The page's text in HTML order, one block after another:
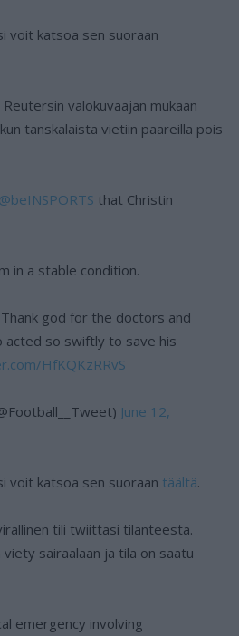
voit katsoa sen suoraan
valokuvaajan mukaan
tanskalaista vietiin paareilla pois
@beINSPORTS that Christin
in a stable condition.
god for the doctors and
so swiftly to save his
HfKQKzRRvS
June 12,
voit katsoa sen suoraan täältä.
tili twiittasi tilanteesta.
sairaalaan ja tila on saatu
emergency involving